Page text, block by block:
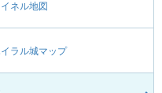
ネル地図
ラル城マップ